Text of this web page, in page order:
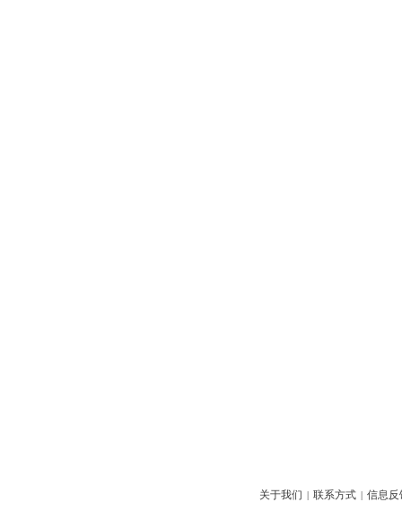
关于我们 | 联系方式 | 信息反